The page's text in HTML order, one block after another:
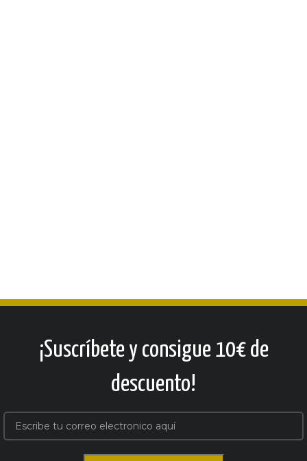
¡Suscríbete y consigue 10€ de
descuento!